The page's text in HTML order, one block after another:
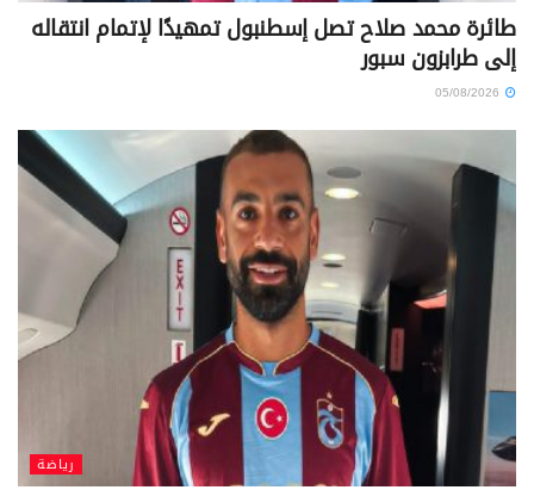
طائرة محمد صلاح تصل إسطنبول تمهيدًا لإتمام انتقاله
إلى طرابزون سبور
رياضة